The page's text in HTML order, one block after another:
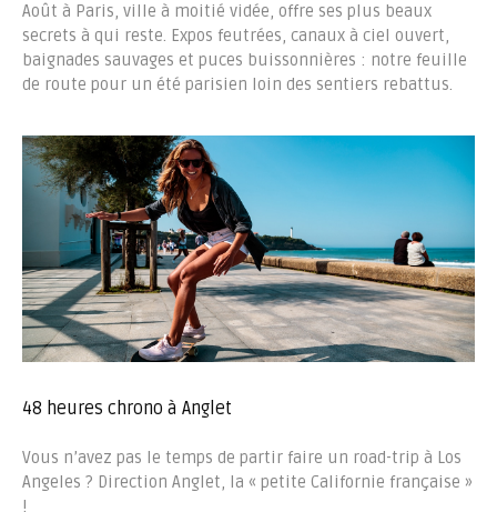
Août à Paris, ville à moitié vidée, offre ses plus beaux
secrets à qui reste. Expos feutrées, canaux à ciel ouvert,
baignades sauvages et puces buissonnières : notre feuille
de route pour un été parisien loin des sentiers rebattus.
48 heures chrono à Anglet
Vous n’avez pas le temps de partir faire un road-trip à Los
Angeles ? Direction Anglet, la « petite Californie française »
!